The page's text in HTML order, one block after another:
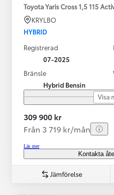
Toyota Yaris Cross 1,5 115
KRYLBO
HYBRID
Registrerad
07-2025
Bränsle
Hybrid Bensin
Visa
309 900 kr
Från 3 719 kr/mån
Läs mer
Kontakta
Jämförelse